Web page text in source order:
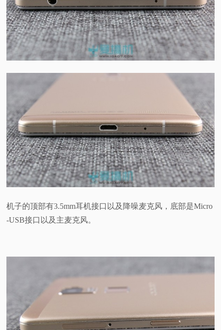
机子的顶部有3.5mm耳机接口以及降噪麦克风，底部是Micro
-USB接口以及主麦克风。